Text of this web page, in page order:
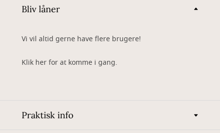
Bliv låner
Vi vil altid gerne have flere brugere!
Klik her for at komme i gang.
Praktisk info